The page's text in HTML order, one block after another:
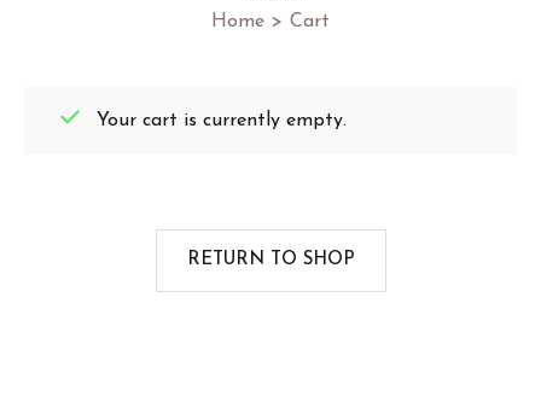
Home > Cart
Your cart is currently empty.
RETURN TO SHOP